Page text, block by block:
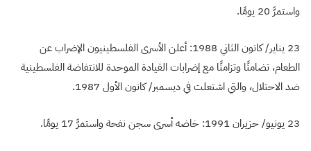
واستمرَّ 20 يومًا.
23 يناير/ كانون الثاني 1988: أعلن الأسرى الفلسطينيون الإضراب عن
الطعام، تضامنًا وتزامنًا مع إضرابات القيادة الموحدة للانتفاضة الفلسطينية
ضد الاحتلال، والتي اشتعلت في ديسمبر/ كانون الأول 1987.
23 يونيو/ حزيران 1991: خاضه أسرى سجن نفحة واستمرَّ 17 يومًا.